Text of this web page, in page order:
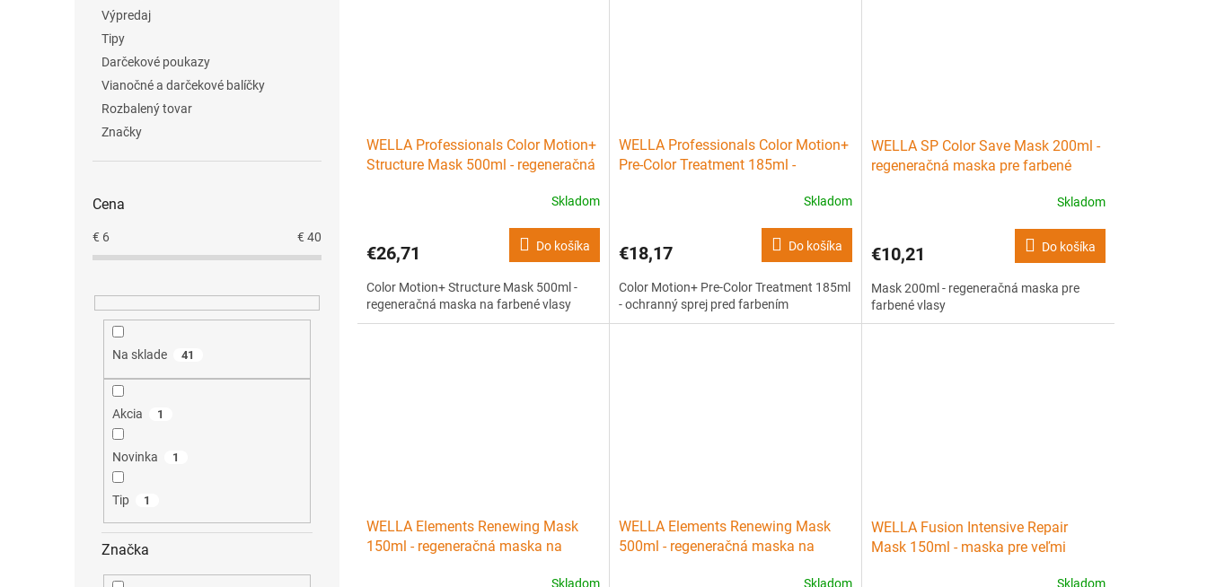
Výpredaj
Tipy
Darčekové poukazy
Vianočné a darčekové balíčky
Rozbalený tovar
Značky
Cena
€ 6 € 40
Na sklade 41
Akcia 1
Novinka 1
Tip 1
Značka
WELLA Professionals Color Motion+
Structure Mask 500ml - regeneračná
Skladom
€26,71 Do košíka
Color Motion+ Structure Mask 500ml -
regeneračná maska na farbené vlasy
WELLA Professionals Color Motion+
Pre-Color Treatment 185ml -
Skladom
€18,17 Do košíka
Color Motion+ Pre-Color Treatment 185ml
- ochranný sprej pred farbením
WELLA SP Color Save Mask 200ml -
regeneračná maska pre farbené
Skladom
€10,21 Do košíka
Mask 200ml - regeneračná maska ​​pre
farbené vlasy
WELLA Elements Renewing Mask
150ml - regeneračná maska na
Skladom
WELLA Elements Renewing Mask
500ml - regeneračná maska na
Skladom
WELLA Fusion Intensive Repair
Mask 150ml - maska pre veľmi
Skladom